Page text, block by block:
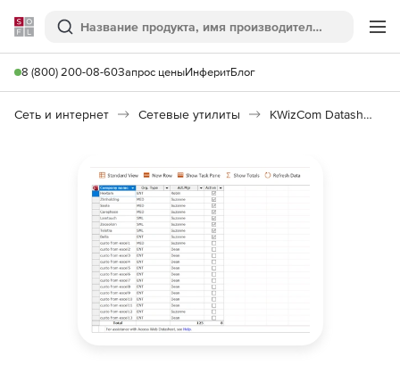
Softline
Поиск
8 (800) 200-08-60Запрос ценыИнферитБлог
Сеть и интернет Сетевые утилиты KWizCom Datasheet View App